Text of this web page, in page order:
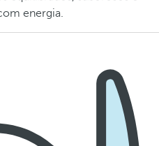
energia.